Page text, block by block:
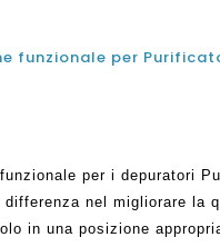
funzionale per
per i depuratori
differenza nel migliorare la
in una posizione